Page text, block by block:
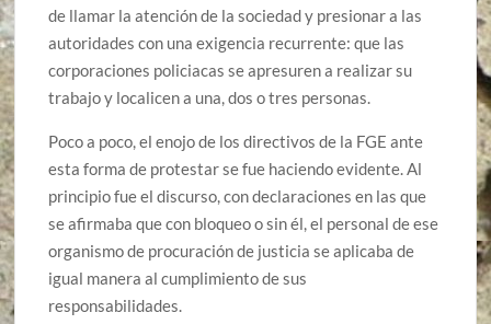
de llamar la atención de la sociedad y presionar a las
autoridades con una exigencia recurrente: que las
corporaciones policiacas se apresuren a realizar su
trabajo y localicen a una, dos o tres personas.
Poco a poco, el enojo de los directivos de la FGE ante
esta forma de protestar se fue haciendo evidente. Al
principio fue el discurso, con declaraciones en las que
se afirmaba que con bloqueo o sin él, el personal de ese
organismo de procuración de justicia se aplicaba de
igual manera al cumplimiento de sus
responsabilidades.